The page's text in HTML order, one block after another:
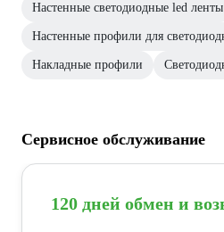
Настенные светодиодные led ленты
Настенные профили для
Накладные профили
Сервисное обслуживание
120 дней обмен и